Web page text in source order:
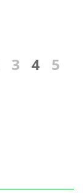
3 4 5